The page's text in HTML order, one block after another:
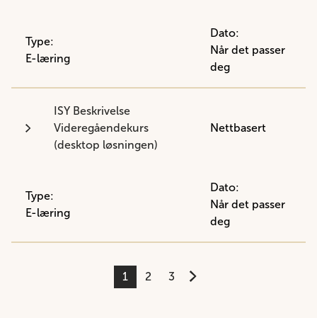
Type:
E-læring
Dato:
Når det passer
deg
ISY Beskrivelse
Videregåendekurs
(desktop løsningen)
Nettbasert
Type:
E-læring
Dato:
Når det passer
deg
1 2 3